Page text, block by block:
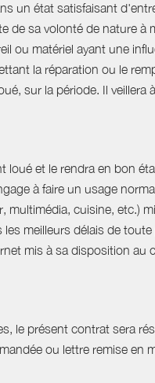
un état satisfaisant
de sa volonté de nature
ou matériel ayant une
la réparation ou le
sur la période. Il veillera
et le rendra en bon
à faire un usage
cuisine, etc.)
meilleurs délais de
mis à sa disposition au
le présent contrat sera
ou lettre remise en